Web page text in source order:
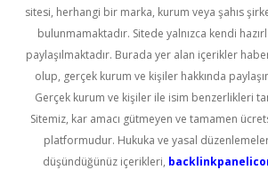
sitesi, herhangi bir marka, kurum veya şahıs
bulunmamaktadır. Sitede yalnızca kendi
paylaşılmaktadır. Burada yer alan içerikler
olup, gerçek kurum ve kişiler hakkında
Gerçek kurum ve kişiler ile isim benzerlikleri
Sitemiz, kar amacı gütmeyen ve tamamen
platformudur. Hukuka ve yasal
düşündüğünüz içerikleri,